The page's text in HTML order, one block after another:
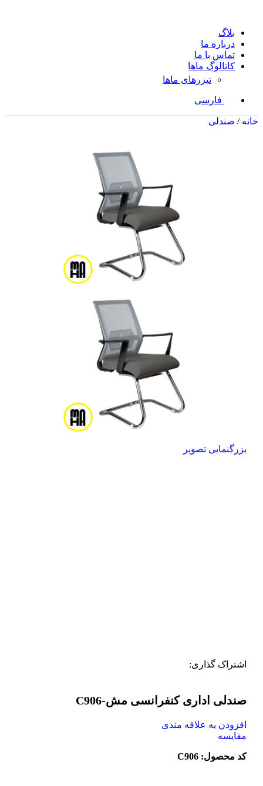
بلاگ
درباره ما
تماس با ما
کاتالوگ ماها
تیزرهای ماها
فارسی
خانه/ صندلی
بزرگنمایی تصویر
اشتراک گذاری:
صندلی اداری کنفرانسی مش-C906
افزودن به علاقه مندی
مقایسه
کد محصول: C906